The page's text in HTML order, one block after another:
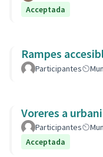
Acceptada
Rampes
Participantes
Voreres a
Participantes
Acceptada